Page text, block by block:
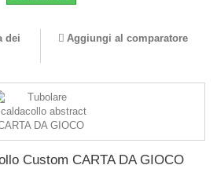
dei
Aggiungi al comparatore
Custom CARTA DA GIOCO